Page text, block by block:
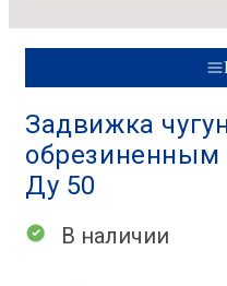
Задвижка
обрезиненным
Ду 50
В наличии